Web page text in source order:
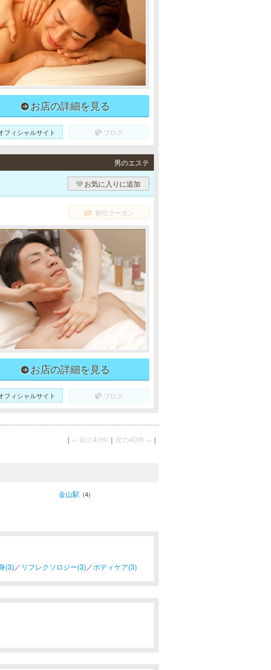
お店の詳細を見る
フィシャルサイト ブログ
男のエステ
お気に入りに追加
割引クーポン
お店の詳細を見る
フィシャルサイト ブログ
｜ ←前の40件 ｜ 次の40件→ ｜
金山駅 (4)
(3) ／ リフレクソロジー(3) ／ボディケア(3)